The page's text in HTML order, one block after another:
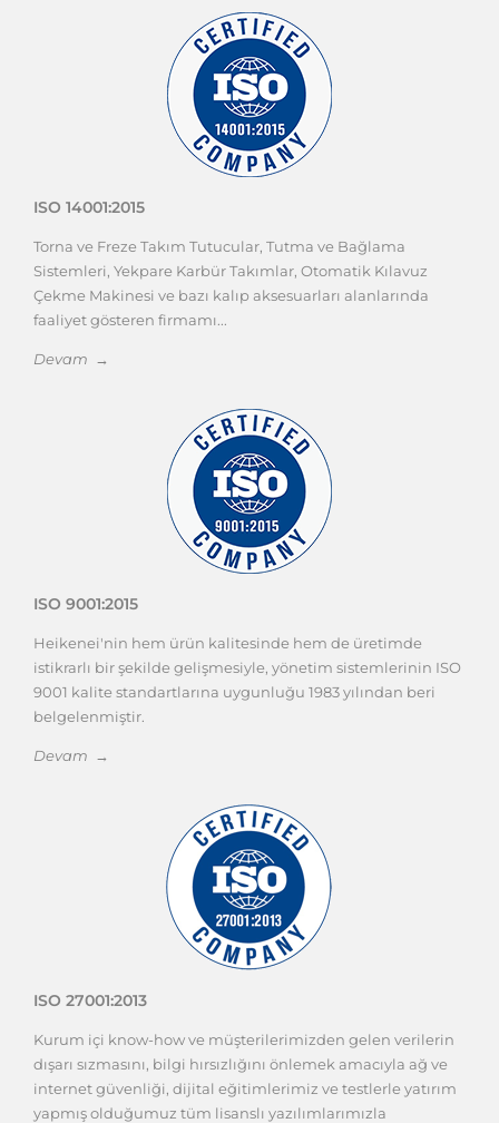
ISO 14001:2015
Torna ve Freze Takım Tutucular, Tutma ve Bağlama
Sistemleri, Yekpare Karbür Takımlar, Otomatik Kılavuz
Çekme Makinesi ve bazı kalıp aksesuarları alanlarında
faaliyet gösteren firmamı...
Devam →
ISO 9001:2015
Heikenei'nin hem ürün kalitesinde hem de üretimde
istikrarlı bir şekilde gelişmesiyle, yönetim sistemlerinin ISO
9001 kalite standartlarına uygunluğu 1983 yılından beri
belgelenmiştir.
Devam →
ISO 27001:2013
Kurum içi know-how ve müşterilerimizden gelen verilerin
dışarı sızmasını, bilgi hırsızlığını önlemek amacıyla ağ ve
internet güvenliği, dijital eğitimlerimiz ve testlerle yatırım
yapmış olduğumuz tüm lisanslı yazılımlarımızla